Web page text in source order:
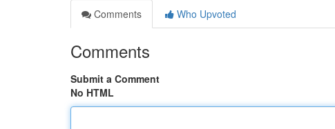
Comments
Who Upvoted
Comments
Submit a Comment
No HTML